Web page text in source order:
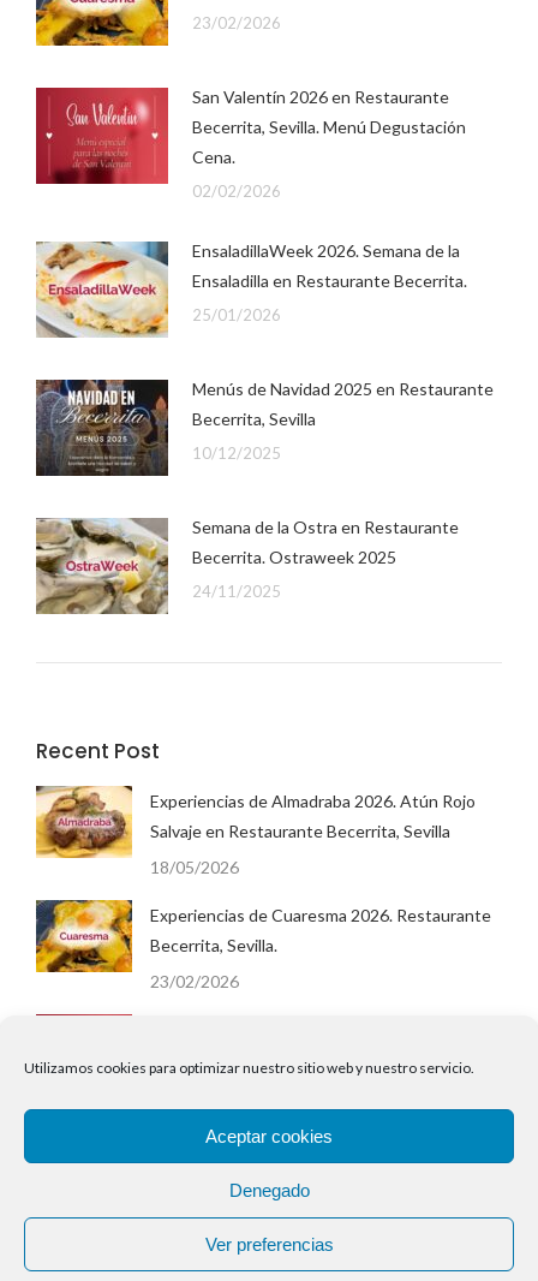
Utilizamos cookies para optimizar nuestro sitio web y nuestro servicio.
Aceptar cookies
Denegado
Ver preferencias
23/02/2026
San Valentín 2026 en Restaurante
Becerrita, Sevilla. Menú Degustación
Cena.
02/02/2026
EnsaladillaWeek 2026. Semana de la
Ensaladilla en Restaurante Becerrita.
25/01/2026
Menús de Navidad 2025 en Restaurante
Becerrita, Sevilla
10/12/2025
Semana de la Ostra en Restaurante
Becerrita. Ostraweek 2025
24/11/2025
Recent Post
Experiencias de Almadraba 2026. Atún Rojo
Salvaje en Restaurante Becerrita, Sevilla
18/05/2026
Experiencias de Cuaresma 2026. Restaurante
Becerrita, Sevilla.
23/02/2026
Sevilla. Menú Degustación Cena.
EnsaladillaWeek 2026. Semana de la Ensaladilla